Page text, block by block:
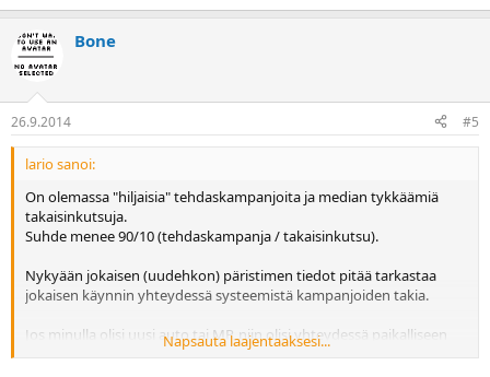
Bone
26.9.2014 #5
lario sanoi:
On olemassa "hiljaisia" tehdaskampanjoita ja median tykkäämiä
takaisinkutsuja.
Suhde menee 90/10 (tehdaskampanja / takaisinkutsu).
Nykyään jokaisen (uudehkon) päristimen tiedot pitää tarkastaa
jokaisen käynnin yhteydessä systeemistä kampanjoiden takia.
Jos minulla olisi uusi auto tai MP, niin olisi yhteydessä paikalliseen
merkkiliikeeseen n. 6kk välein ihan vaan sen takia, että kampanjat
Napsauta laajentaaksesi...